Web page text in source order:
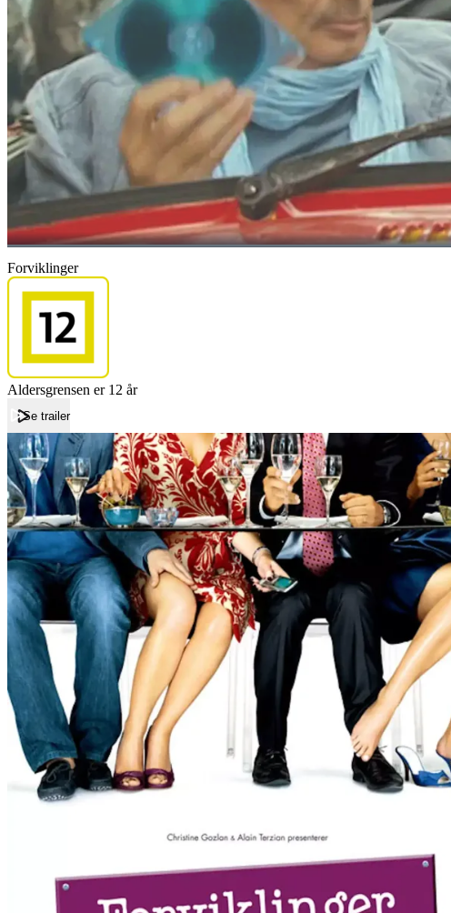
Forviklinger
Aldersgrensen er 12 år
Se trailer
ForsideForviklinger
Forviklinger
Film
Forfatter:
Leverandør:
Norgesfilm AS
Lisens:
Et middagsselskap med såkalte venner er en studie i diktatorisk oppførsel;
latterutbrudd. Og i noen timer med god mat og vin glemmer du alt! Det er
da blir det sikkert en fin aften... Men maskene faller på hjemveien.
Publisert
05.12.2024